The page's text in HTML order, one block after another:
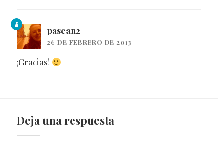
pasean2
26 DE FEBRERO DE 2013
¡Gracias!
Deja una respuesta